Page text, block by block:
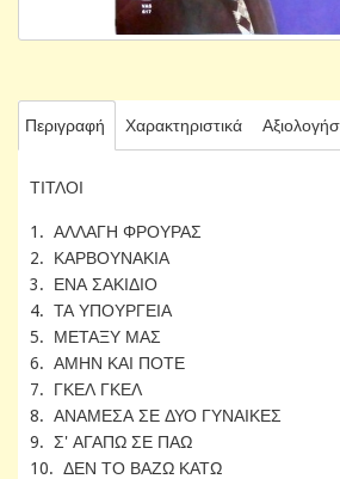
Περιγραφή Χαρακτηριστικά
ΤΙΤΛΟΙ
1. ΑΛΛΑΓΗ ΦΡΟΥΡΑΣ
2. ΚΑΡΒΟΥΝΑΚΙΑ
3. ΕΝΑ ΣΑΚΙΔΙΟ
4. ΤΑ ΥΠΟΥΡΓΕΙΑ
5. ΜΕΤΑΞΥ ΜΑΣ
6. ΑΜΗΝ ΚΑΙ ΠΟΤΕ
7. ΓΚΕΛ ΓΚΕΛ
8. ΑΝΑΜΕΣΑ ΣΕ ΔΥΟ ΓΥΝΑΙΚΕΣ
9. Σ' ΑΓΑΠΩ ΣΕ ΠΑΩ
10. ΔΕΝ ΤΟ ΒΑΖΩ ΚΑΤΩ